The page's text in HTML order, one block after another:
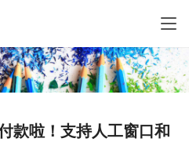
款啦！支持人工窗口和